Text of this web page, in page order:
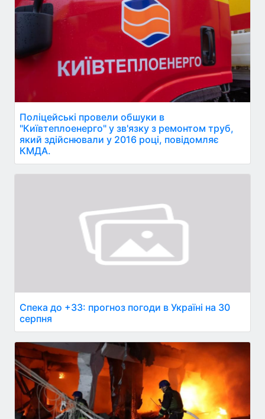
Поліцейські провели обшуки в
"Київтеплоенерго" у зв'язку з ремонтом труб,
який здійснювали у 2016 році, повідомляє
КМДА.
Спека до +33: прогноз погоди в Україні на 30
серпня